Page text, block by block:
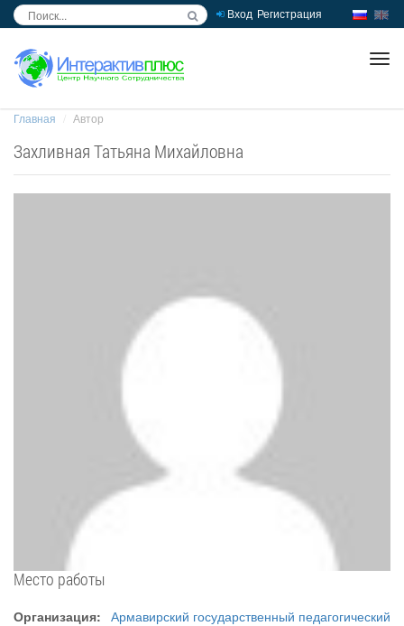
Вход Регистрация
Главная Автор
Захливная Татьяна Михайловна
Место работы
Организация: Армавирский государственный педагогический